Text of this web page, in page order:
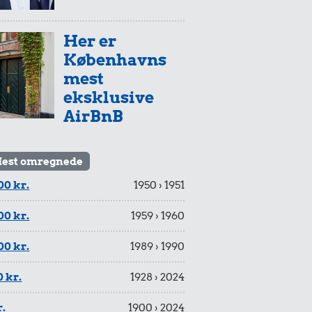
Her er
Københavns
mest
eksklusive
AirBnB
omregnede
kr.
1950 › 1951
kr. 1959 › 1960
kr. 1989 › 1990
kr. 1928 › 2024
1900 › 2024